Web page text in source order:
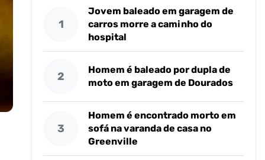
1
Jovem baleado em garagem de
carros morre a caminho do
hospital
2
Homem é baleado por dupla de
moto em garagem de Dourados
3
Homem é encontrado morto em
sofá na varanda de casa no
Greenville